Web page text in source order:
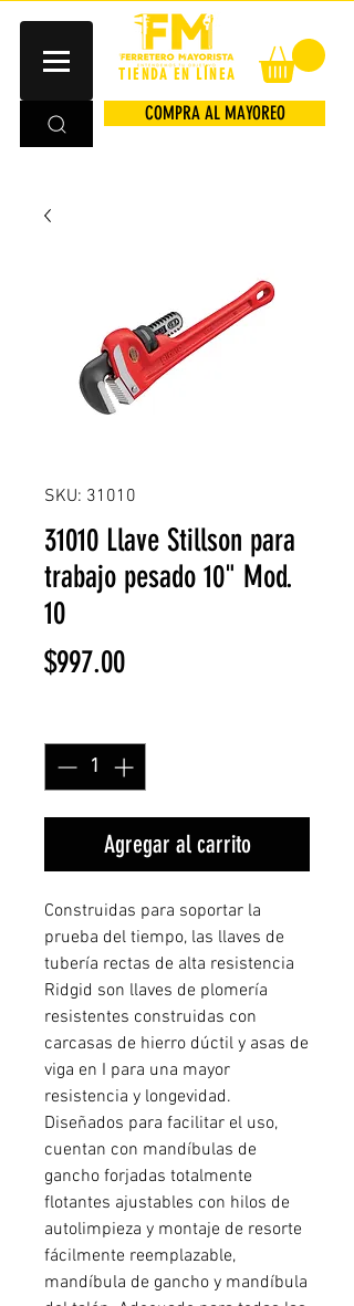
TIENDA EN LÍNEA
COMPRA AL MAYOREO
SKU: 31010
31010 Llave Stillson para
trabajo pesado 10" Mod.
10
$997.00Precio
Agregar al carrito
Construidas para soportar la
prueba del tiempo, las llaves de
tubería rectas de alta resistencia
Ridgid son llaves de plomería
resistentes construidas con
carcasas de hierro dúctil y asas de
viga en I para una mayor
resistencia y longevidad.
Diseñados para facilitar el uso,
cuentan con mandíbulas de
gancho forjadas totalmente
flotantes ajustables con hilos de
autolimpieza y montaje de resorte
fácilmente reemplazable,
mandíbula de gancho y mandíbula